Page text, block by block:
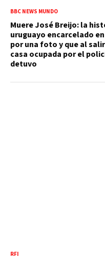
BBC NEWS MUNDO
Muere José Breijo: la
uruguayo encarcelado
por una foto y que al
casa ocupada por el
detuvo
RFI